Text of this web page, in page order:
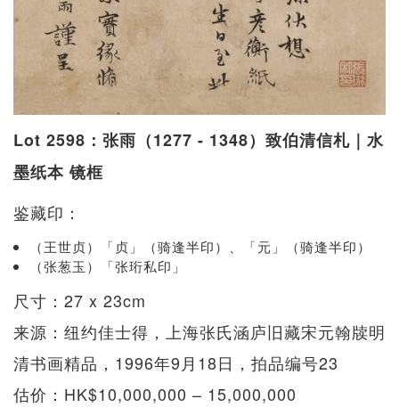
Lot 2598：张雨（1277 - 1348）致伯清信札｜水
墨纸本 镜框
鉴藏印：
（王世贞）「贞」（骑逢半印）、「元」（骑逢半印）
（张葱玉）「张珩私印」
尺寸：27 x 23cm
来源：纽约佳士得，上海张氏涵庐旧藏宋元翰牍明
清书画精品，1996年9月18日，拍品编号23
估价：HK$10,000,000 – 15,000,000